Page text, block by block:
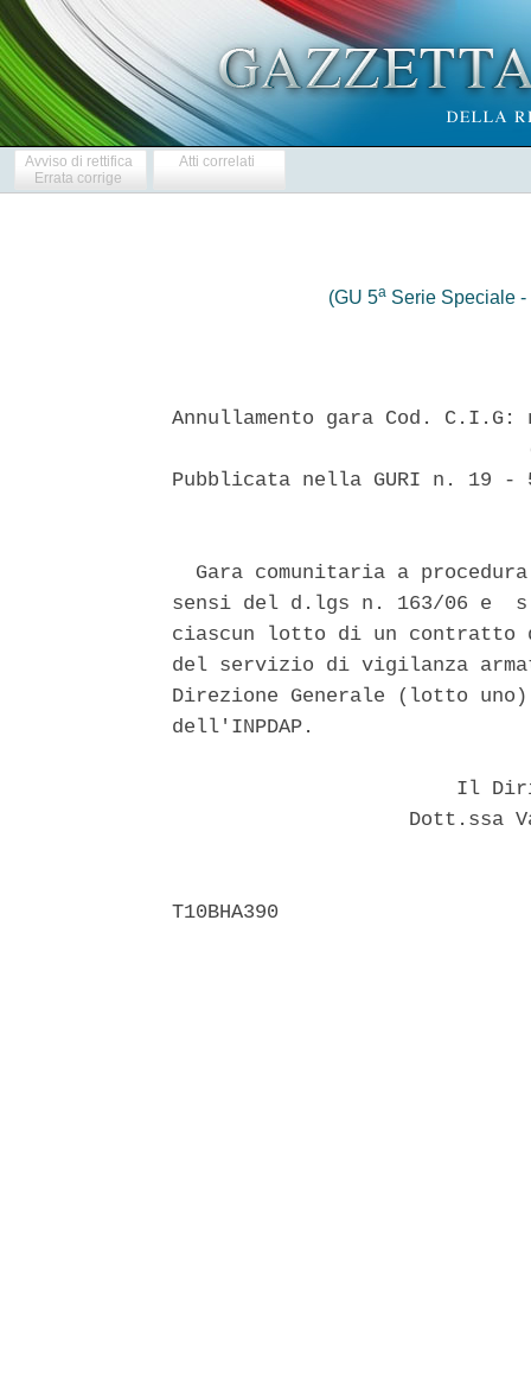
Avviso di rettifica
Errata corrige
Atti correlati
(GU 5a Serie Speciale
Annullamento gara Cod. C.I.G:
Pubblicata nella GURI n. 19
Gara comunitaria a
sensi del d.lgs n. 163/06
ciascun lotto di un
del servizio di vigilanza
Direzione Generale (lotto
dell'INPDAP.
Il
Dott.ssa